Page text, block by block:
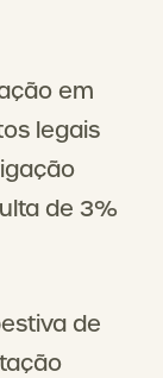
em
legais
de 3%
de